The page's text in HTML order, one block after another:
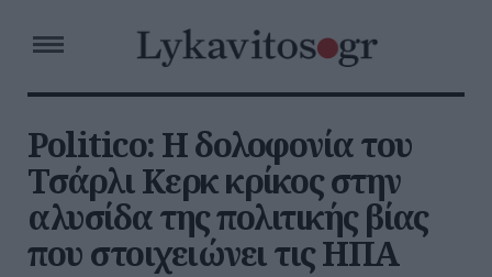
Politico: Η δολοφονία του
Τσάρλι Κερκ κρίκος στην
αλυσίδα της πολιτικής βίας
που στοιχειώνει τις ΗΠΑ